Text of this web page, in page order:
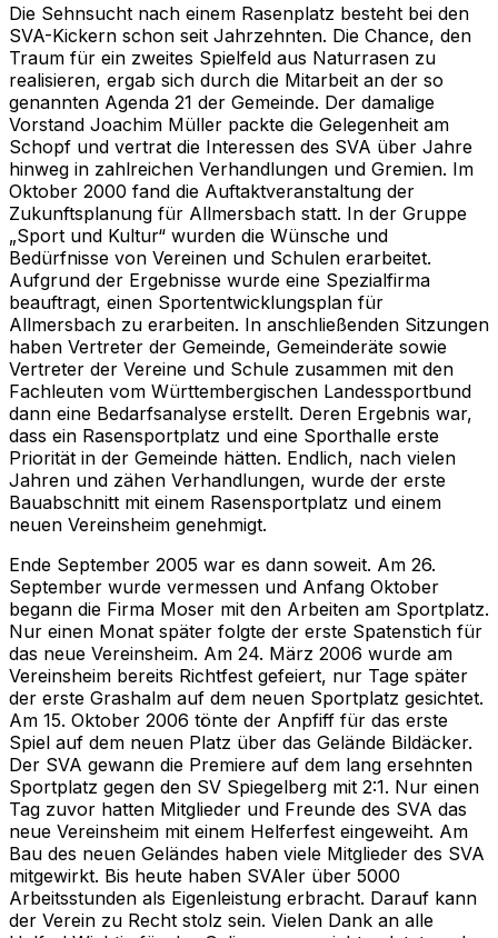
Die Sehnsucht nach einem Rasenplatz besteht bei den
SVA-Kickern schon seit Jahrzehnten. Die Chance, den
Traum für ein zweites Spielfeld aus Naturrasen zu
realisieren, ergab sich durch die Mitarbeit an der so
genannten Agenda 21 der Gemeinde. Der damalige
Vorstand Joachim Müller packte die Gelegenheit am
Schopf und vertrat die Interessen des SVA über Jahre
hinweg in zahlreichen Verhandlungen und Gremien. Im
Oktober 2000 fand die Auftaktveranstaltung der
Zukunftsplanung für Allmersbach statt. In der Gruppe
„Sport und Kultur“ wurden die Wünsche und
Bedürfnisse von Vereinen und Schulen erarbeitet.
Aufgrund der Ergebnisse wurde eine Spezialfirma
beauftragt, einen Sportentwicklungsplan für
Allmersbach zu erarbeiten. In anschließenden Sitzungen
haben Vertreter der Gemeinde, Gemeinderäte sowie
Vertreter der Vereine und Schule zusammen mit den
Fachleuten vom Württembergischen Landessportbund
dann eine Bedarfsanalyse erstellt. Deren Ergebnis war,
dass ein Rasensportplatz und eine Sporthalle erste
Priorität in der Gemeinde hätten. Endlich, nach vielen
Jahren und zähen Verhandlungen, wurde der erste
Bauabschnitt mit einem Rasensportplatz und einem
neuen Vereinsheim genehmigt.
Ende September 2005 war es dann soweit. Am 26.
September wurde vermessen und Anfang Oktober
begann die Firma Moser mit den Arbeiten am Sportplatz.
Nur einen Monat später folgte der erste Spatenstich für
das neue Vereinsheim. Am 24. März 2006 wurde am
Vereinsheim bereits Richtfest gefeiert, nur Tage später
der erste Grashalm auf dem neuen Sportplatz gesichtet.
Am 15. Oktober 2006 tönte der Anpfiff für das erste
Spiel auf dem neuen Platz über das Gelände Bildäcker.
Der SVA gewann die Premiere auf dem lang ersehnten
Sportplatz gegen den SV Spiegelberg mit 2:1. Nur einen
Tag zuvor hatten Mitglieder und Freunde des SVA das
neue Vereinsheim mit einem Helferfest eingeweiht. Am
Bau des neuen Geländes haben viele Mitglieder des SVA
mitgewirkt. Bis heute haben SVAler über 5000
Arbeitsstunden als Eigenleistung erbracht. Darauf kann
der Verein zu Recht stolz sein. Vielen Dank an alle